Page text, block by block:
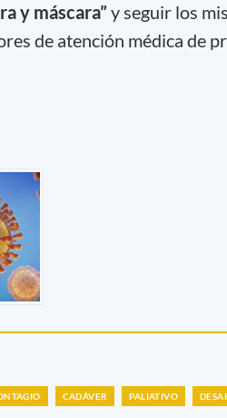
y máscara” y seguir los
de atención médica de
CADÁVER PALIATIVO